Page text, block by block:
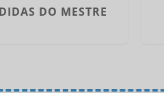
DO MESTRE